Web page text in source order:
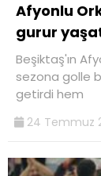
Afyonlu
gurur
Beşiktaş'ın
sezona golle
getirdi hem
24 Temmuz